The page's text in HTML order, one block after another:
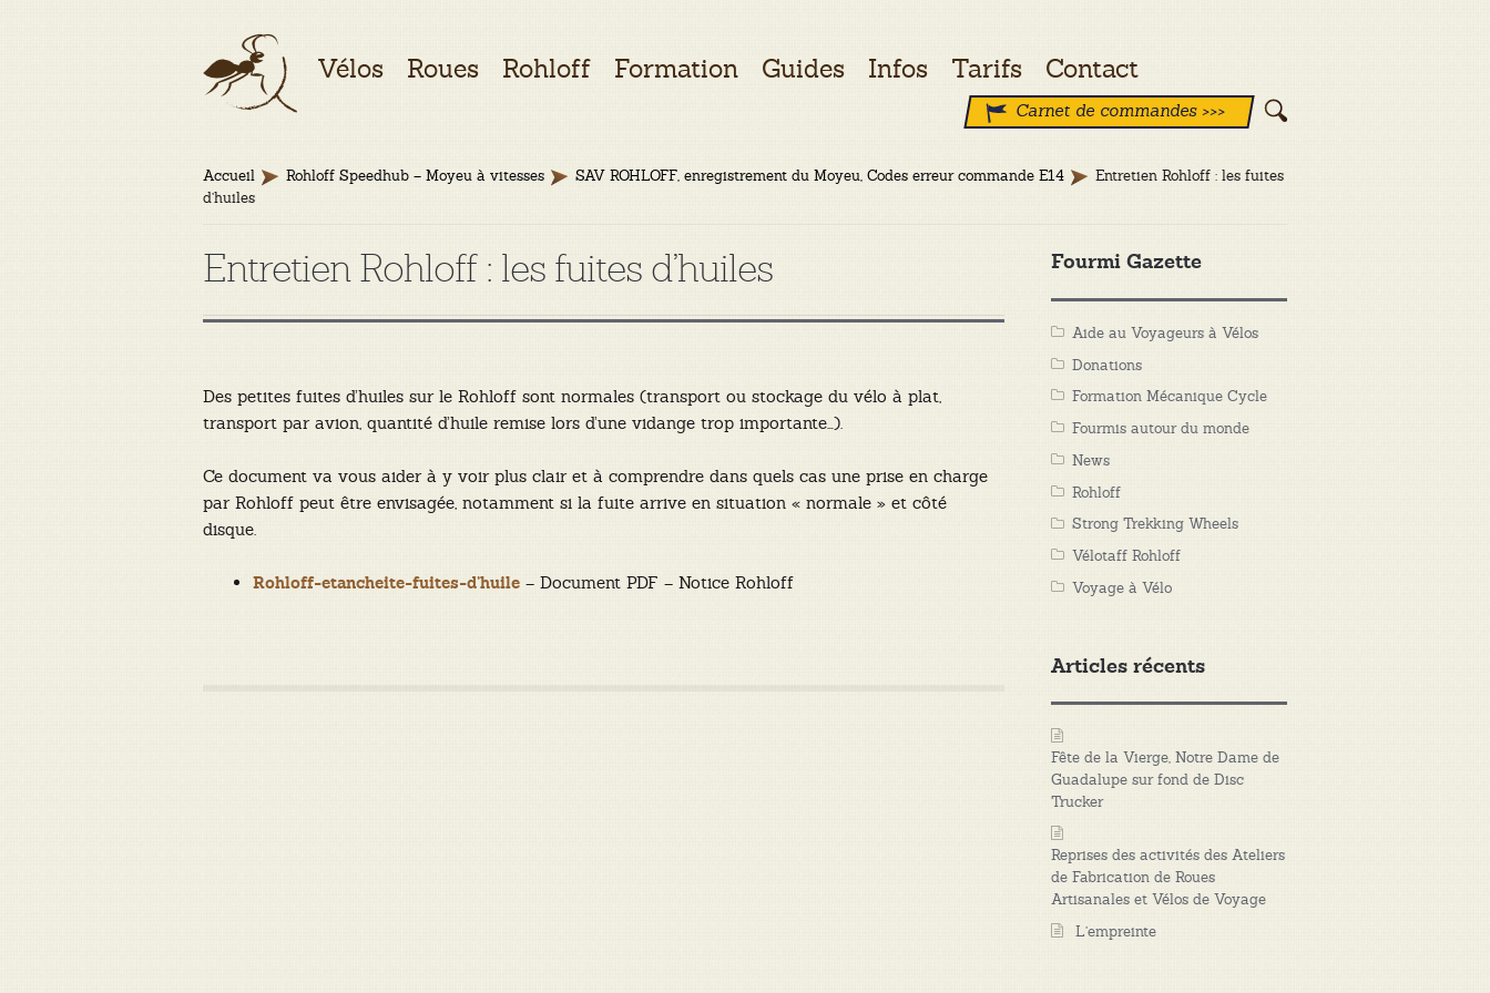
Aller
Aller
au
Vélos Roues Rohloff Formation Guides Infos Tarifs Contact
Carnet de commandes >>>
Accueil Rohloff Speedhub – Moyeu à vitesses SAV ROHLOFF, enregistrement du Moyeu, Codes erreur commande E14
Entretien Rohloff : les fuites
d’huiles
Entretien Rohloff : les fuites d’huiles
Des petites fuites d’huiles sur le Rohloff sont normales (transport ou stockage du vélo à plat,
transport par avion, quantité d’huile remise lors d’une vidange trop importante…).
Ce document va vous aider à y voir plus clair et à comprendre dans quels cas une prise en charge
par Rohloff peut être envisagée, notamment si la fuite arrive en situation « normale » et côté
disque.
Rohloff-etancheite-fuites-d’huile – Document PDF – Notice Rohloff
Fourmi Gazette
Aide au Voyageurs à Vélos
Donations
Formation Mécanique Cycle
Fourmis autour du monde
News
Rohloff
Strong Trekking Wheels
Vélotaff Rohloff
Voyage à Vélo
Articles récents
Fête de la Vierge, Notre Dame de
Guadalupe sur fond de Disc
Trucker
Reprises des activités des Ateliers
de Fabrication de Roues
Artisanales et Vélos de Voyage
L’empreinte